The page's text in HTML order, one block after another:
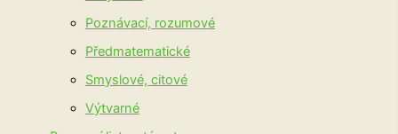
Poznávací, rozumové
Předmatematické
Smyslové, citové
Výtvarné